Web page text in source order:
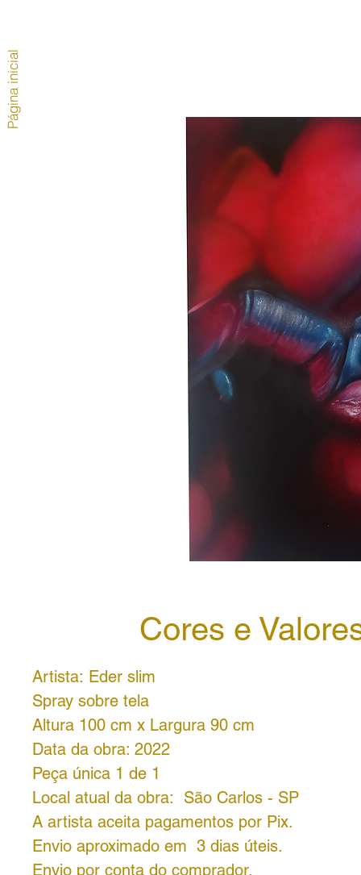
Cores e
Artista: Eder slim
Spray sobre tela
Altura 100 cm x Largura 90 cm
Data da obra: 2022
Peça única 1 de 1
Local atual da obra: São Carlos - SP
A artista aceita pagamentos por Pix.
Envio aproximado em 3 dias úteis.
Envio por conta do comprador.
Página inicial